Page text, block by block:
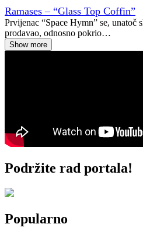
Ramases – “Glass Top Coffin”
Prvijenac “Space Hymn” se, unatoč
prodavao, odnosno pokrio…
Show more
Podržite rad portala!
Popularno